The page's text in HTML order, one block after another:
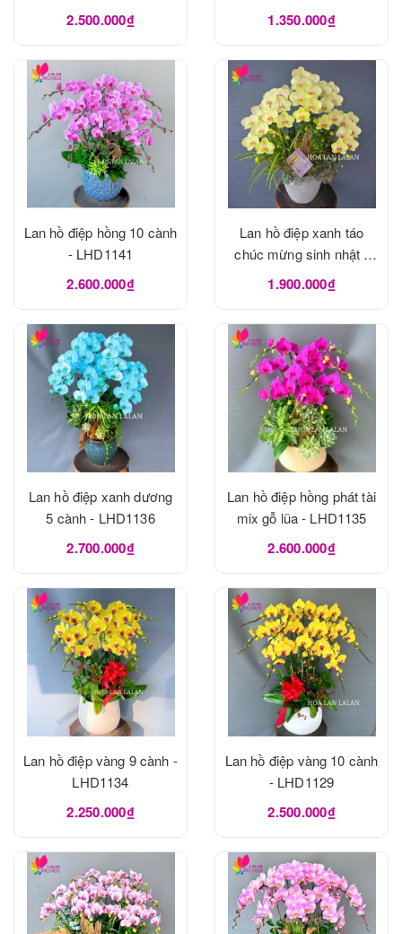
2.500.000₫ 1.350.000₫
Lan hồ điệp hồng 10 cành
- LHD1141
2.600.000₫
Lan hồ điệp xanh táo
chúc mừng sinh nhật -
LHD1137
1.900.000₫
Lan hồ điệp xanh dương
5 cành - LHD1136
2.700.000₫
Lan hồ điệp hồng phát tài
mix gỗ lũa - LHD1135
2.600.000₫
Lan hồ điệp vàng 9 cành -
LHD1134
2.250.000₫
Lan hồ điệp vàng 10 cành
- LHD1129
2.500.000₫